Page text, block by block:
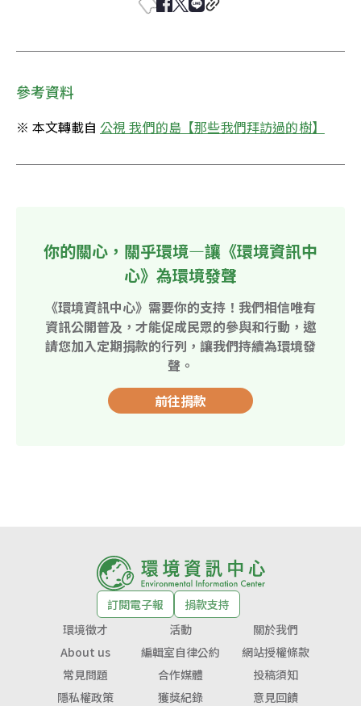
參考資料
※ 本文轉載自 公視 我們的島【那些我們拜訪過的樹】
你的關心，關乎環境—讓《環境資訊中
心》為環境發聲
《環境資訊中心》需要你的支持！我們相信唯有
資訊公開普及，才能促成民眾的參與和行動，邀
請您加入定期捐款的行列，讓我們持續為環境發
聲。
前往捐款
訂閱電子報
捐款支持
環境徵才
活動
關於我們
About us
編輯室自律公約
網站授權條款
常見問題
合作媒體
投稿須知
隱私權政策
獲獎紀錄 意見回饋